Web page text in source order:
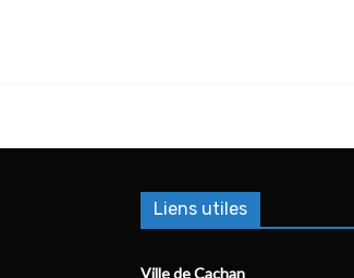
Liens utiles
Ville de Cachan